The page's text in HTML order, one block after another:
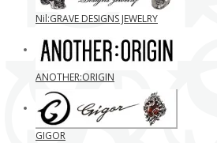
Nil:GRAVE DESIGNS JEWELRY
ANOTHER:ORIGIN
GIGOR